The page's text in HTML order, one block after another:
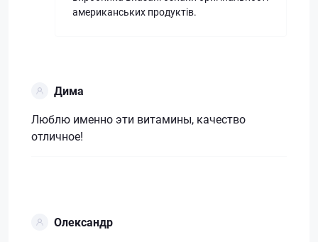
американських продуктів.
Дима
Люблю именно эти витамины, качество
отличное!
Олександр